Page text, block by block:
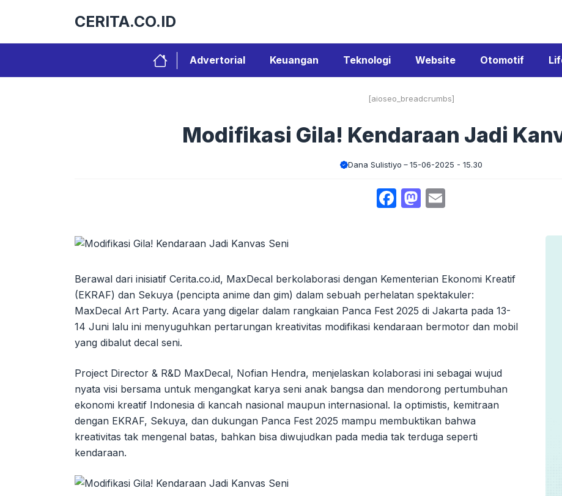
CERITA.CO.ID
Advertorial Keuangan Teknologi Website Otomotif
[aioseo_breadcrumbs]
Modifikasi Gila! Kendaraan Jadi
Dana Sulistiyo 15-06-2025 - 15.30
Facebook
Mastodon
Berawal dari inisiatif Cerita.co.id, MaxDecal berkolaborasi dengan Kementerian Ekonomi Kreatif
(EKRAF) dan Sekuya (pencipta anime dan gim) dalam sebuah perhelatan spektakuler:
MaxDecal Art Party. Acara yang digelar dalam rangkaian Panca Fest 2025 di Jakarta pada 13-
14 Juni lalu ini menyuguhkan pertarungan kreativitas modifikasi kendaraan bermotor dan mobil
yang dibalut decal seni.
Project Director & R&D MaxDecal, Nofian Hendra, menjelaskan kolaborasi ini sebagai wujud
nyata visi bersama untuk mengangkat karya seni anak bangsa dan mendorong pertumbuhan
ekonomi kreatif Indonesia di kancah nasional maupun internasional. Ia optimistis, kemitraan
dengan EKRAF, Sekuya, dan dukungan Panca Fest 2025 mampu membuktikan bahwa
kreativitas tak mengenal batas, bahkan bisa diwujudkan pada media tak terduga seperti
kendaraan.